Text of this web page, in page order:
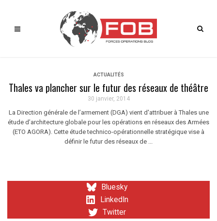
ACTUALITÉS
Thales va plancher sur le futur des réseaux de théâtre
30 janvier, 2014
La Direction générale de l’armement (DGA) vient d'attribuer à Thales une
étude d’architecture globale pour les opérations en réseaux des Armées
(ETO AGORA). Cette étude technico-opérationnelle stratégique vise à
définir le futur des réseaux de ...
Bluesky
LinkedIn
Twitter